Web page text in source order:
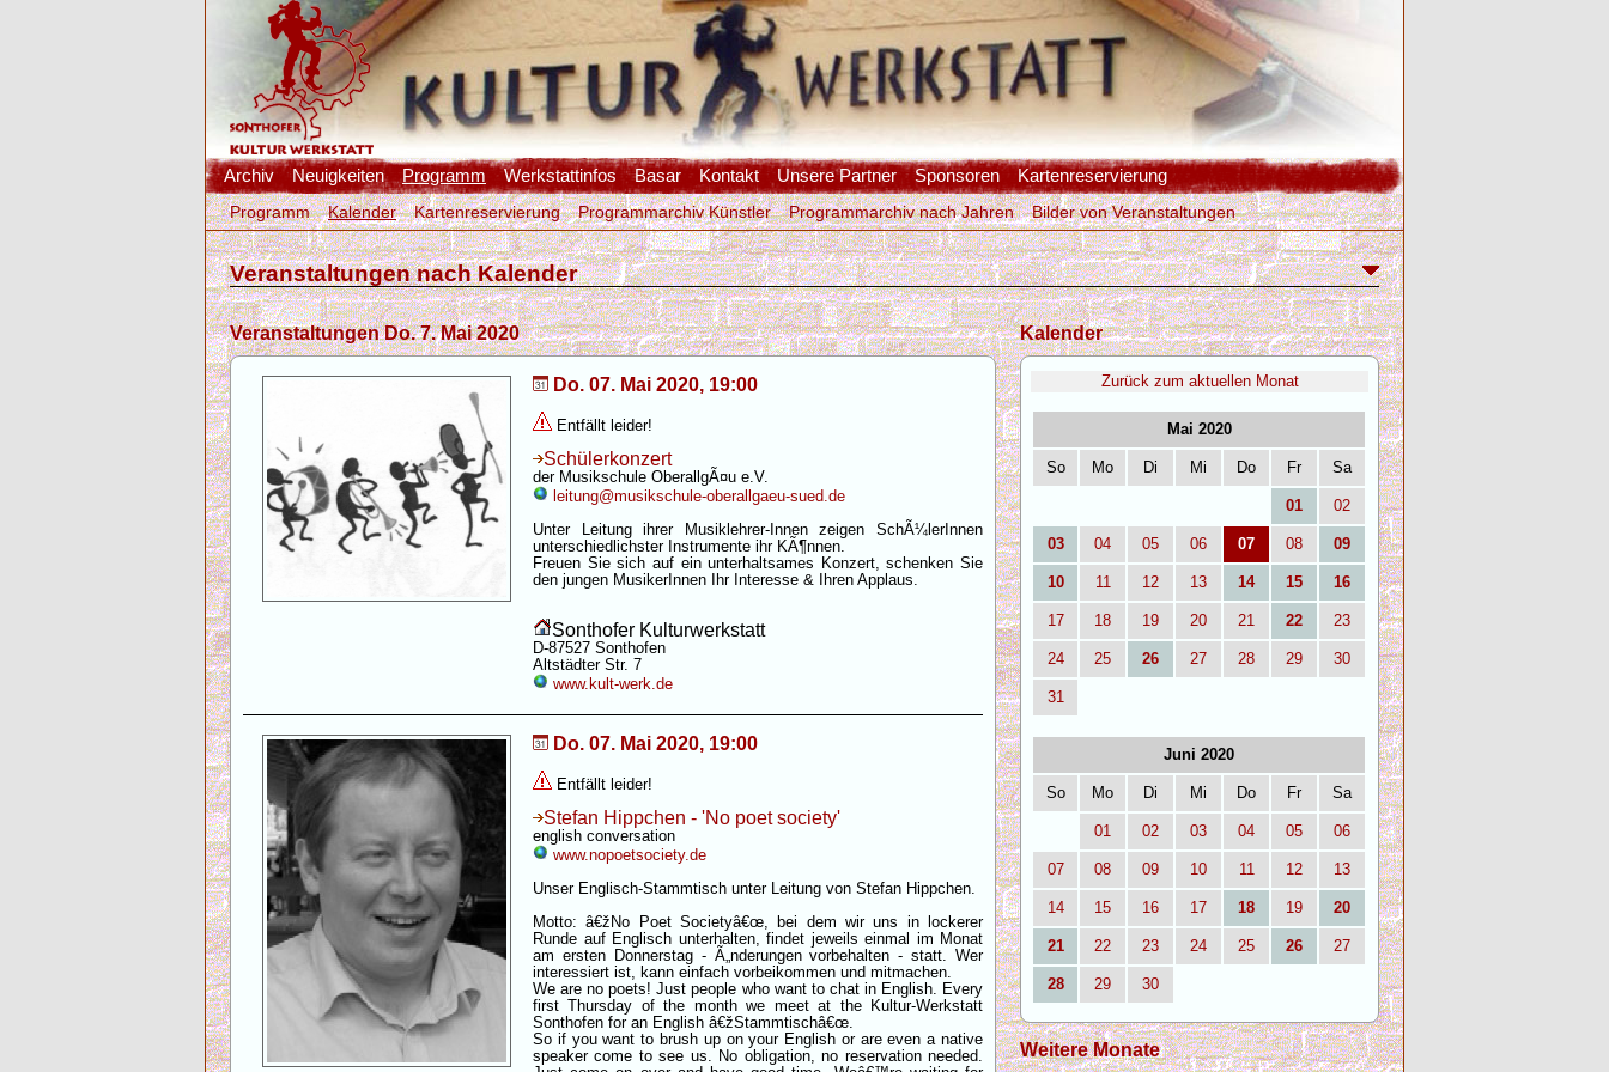
Archiv Neuigkeiten Programm Werkstattinfos Basar Kontakt Unsere Partner Sponsoren Kartenreservierung
Programm Kalender Kartenreservierung Programmarchiv Künstler Programmarchiv nach Jahren Bilder von Veranstaltungen
Veranstaltungen nach Kalender
Veranstaltungen Do. 7. Mai 2020
Do. 07. Mai 2020, 19:00
Entfällt leider!
Schülerkonzert
der Musikschule OberallgÃ¤u e.V.
leitung@musikschule-oberallgaeu-sued.de
Unter Leitung ihrer Musiklehrer-Innen zeigen SchÃ¼lerInnen
unterschiedlichster Instrumente ihr KÃ¶nnen.
Freuen Sie sich auf ein unterhaltsames Konzert, schenken Sie
den jungen MusikerInnen Ihr Interesse & Ihren Applaus.
Sonthofer Kulturwerkstatt
D-87527 Sonthofen
Altstädter Str. 7
www.kult-werk.de
Do. 07. Mai 2020, 19:00
Entfällt leider!
Stefan Hippchen - 'No poet society'
english conversation
www.nopoetsociety.de
Unser Englisch-Stammtisch unter Leitung von Stefan Hippchen.
Motto: â€žNo Poet Societyâ€œ, bei dem wir uns in lockerer
Runde auf Englisch unterhalten, findet jeweils einmal im Monat
am ersten Donnerstag - Ã„nderungen vorbehalten - statt. Wer
interessiert ist, kann einfach vorbeikommen und mitmachen.
We are no poets! Just people who want to chat in English. Every
first Thursday of the month we meet at the Kultur-Werkstatt
Sonthofen for an English â€žStammtischâ€œ.
So if you want to brush up on your English or are even a native
speaker come to see us. No obligation, no reservation needed.
Kalender
Zurück zum aktuellen Monat
Mai 2020
So Mo Di Mi Do Fr Sa
01 02
03 04 05 06 07 08 09
10 11 12 13 14 15 16
17 18 19 20 21 22 23
24 25 26 27 28 29 30
31
Juni 2020
So Mo Di Mi Do Fr Sa
01 02 03 04 05 06
07 08 09 10 11 12 13
14 15 16 17 18 19 20
21 22 23 24 25 26 27
28 29 30
Weitere Monate